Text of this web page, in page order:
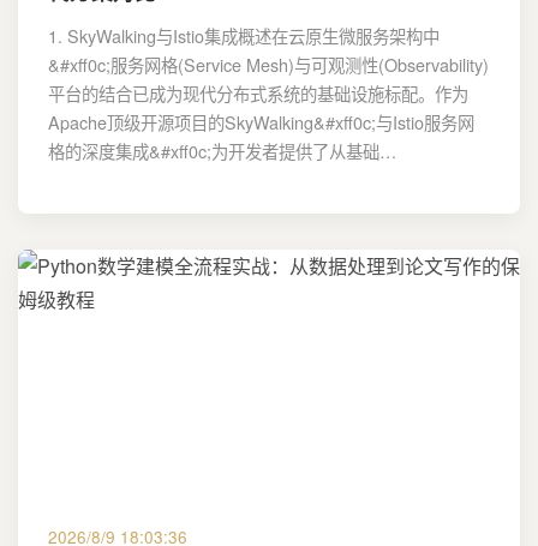
1. SkyWalking与Istio集成概述在云原生微服务架构中
&#xff0c;服务网格(Service Mesh)与可观测性(Observability)
平台的结合已成为现代分布式系统的基础设施标配。作为
Apache顶级开源项目的SkyWalking&#xff0c;与Istio服务网
格的深度集成&#xff0c;为开发者提供了从基础…
2026/8/9 18:03:36